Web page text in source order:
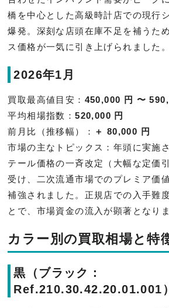
橋を中心とした高級時計店での現行
爆発。深刻な店頭在庫不足を補うた
ス価格が一気に引き上げられました。
2026年1月
買取最高値目安： 450,000 円 〜
平均相場指数：520,000 円
前月比（推移幅）： ＋ 80,000 円
市場の主なトピックス：年頭に実施
テール価格の一斉改定（大幅な定価
受け、二次流通市場でのプレミア価
補強されました。正規店での入手難
とで、市場資金の流入が顕著となりま
カラー別の買取相場と特
黒（ブラック：
Ref.210.30.42.20.01.001）